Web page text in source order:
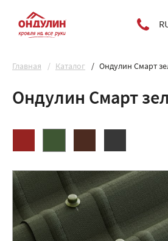
Главная Каталог Ондулин Смарт
Ондулин Смарт